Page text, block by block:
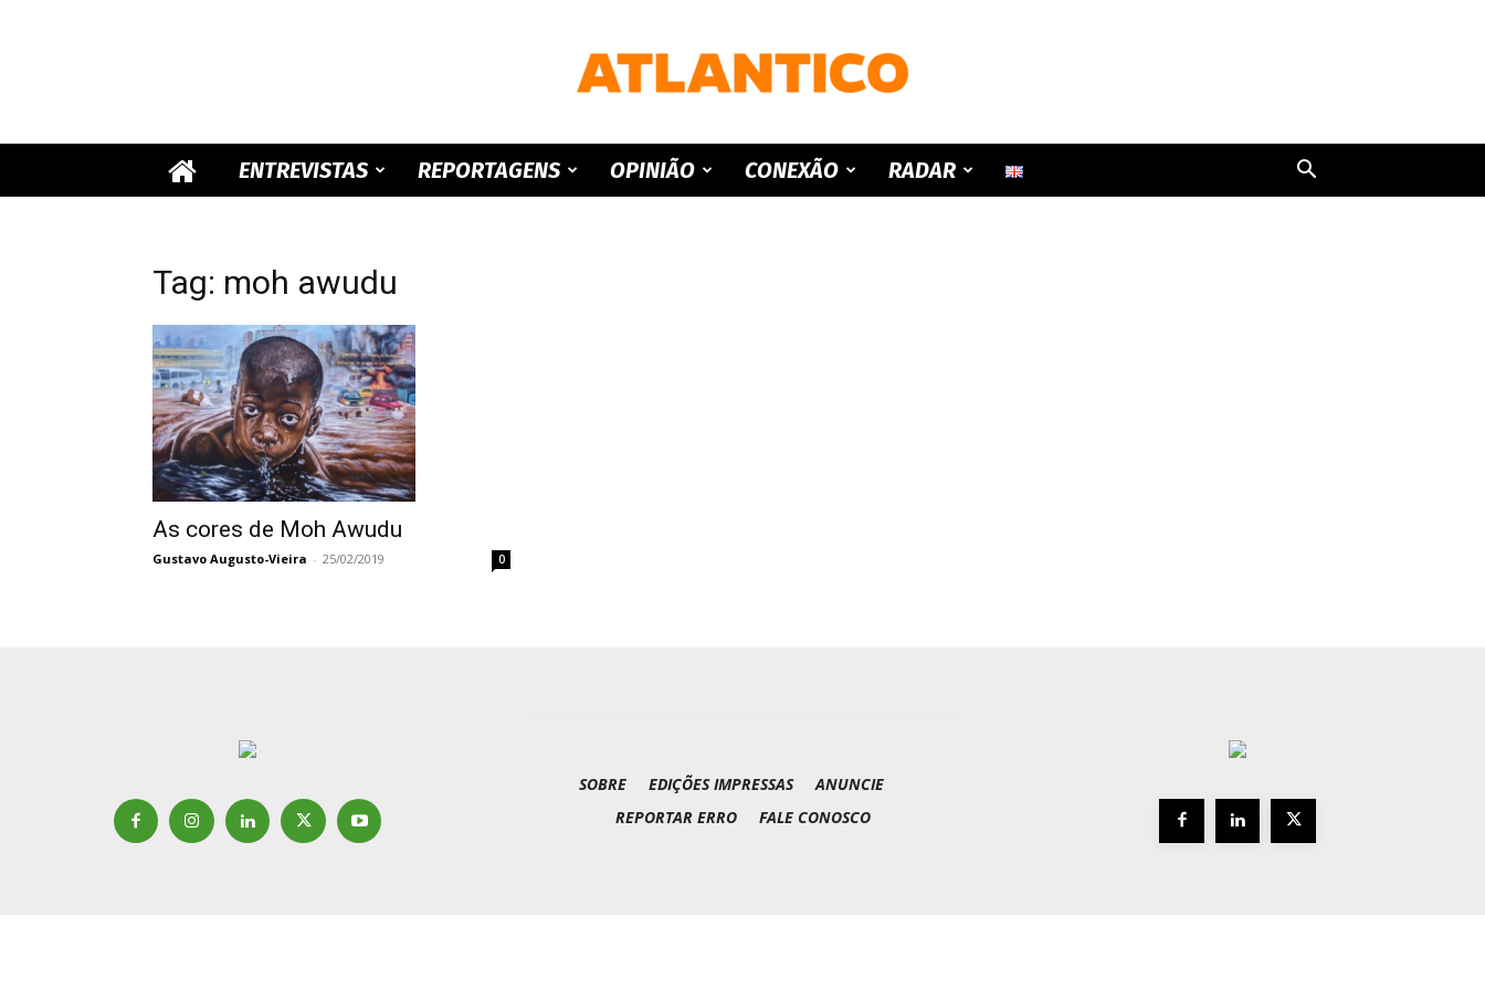
ATLANTICO
ENTREVISTAS REPORTAGENS OPINIÃO CONEXÃO RADAR
Tag: moh awudu
As cores de Moh Awudu
Gustavo Augusto-Vieira - 25/02/2019 0
SOBRE EDIÇÕES IMPRESSAS
ANUNCIE
REPORTAR ERRO
FALE CONOSCO